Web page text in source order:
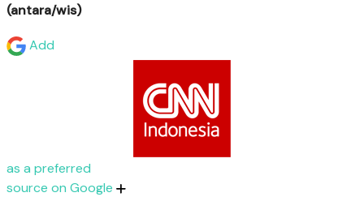
(antara/wis)
Add
as a preferred
source on Google